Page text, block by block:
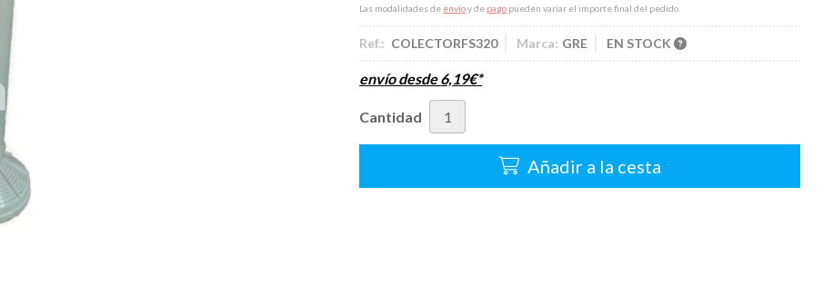
Las modalidades de envíoy de pago pueden variar el importe final del pedido.
Ref.: COLECTORFS320 Marca: GRE EN STOCK
envío desde6,19€*
Cantidad
Añadir a la cesta